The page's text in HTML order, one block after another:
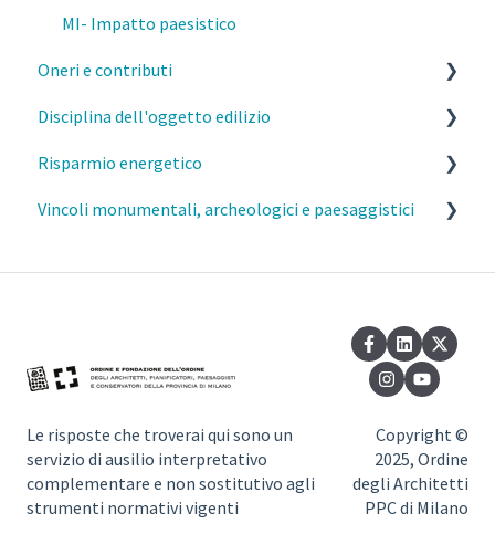
MI- Impatto paesistico
Oneri e contributi
MI- Oneri urbanistici
MI- Contributo di costruzione
MI- Monetizzazione
Disciplina dell'oggetto edilizio
Caratteristiche costruttive e funzionali degli edifici
Distanze
davanzali
Sottotetti
Dotazioni igienico sanitarie
Invarianza idraulica
Risparmio energetico
Esercizio della professione e parcelle
Vincoli monumentali, archeologici e paesaggistici
Vincoli paesaggistici
Le risposte che troverai qui sono un
servizio di ausilio interpretativo
complementare e non sostitutivo agli
strumenti normativi vigenti
Copyright ©
2025, Ordine
degli Architetti
PPC di Milano